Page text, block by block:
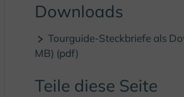
Downloads
Tourguide-Steckbriefe als
MB) (pdf)
Teile diese Seite